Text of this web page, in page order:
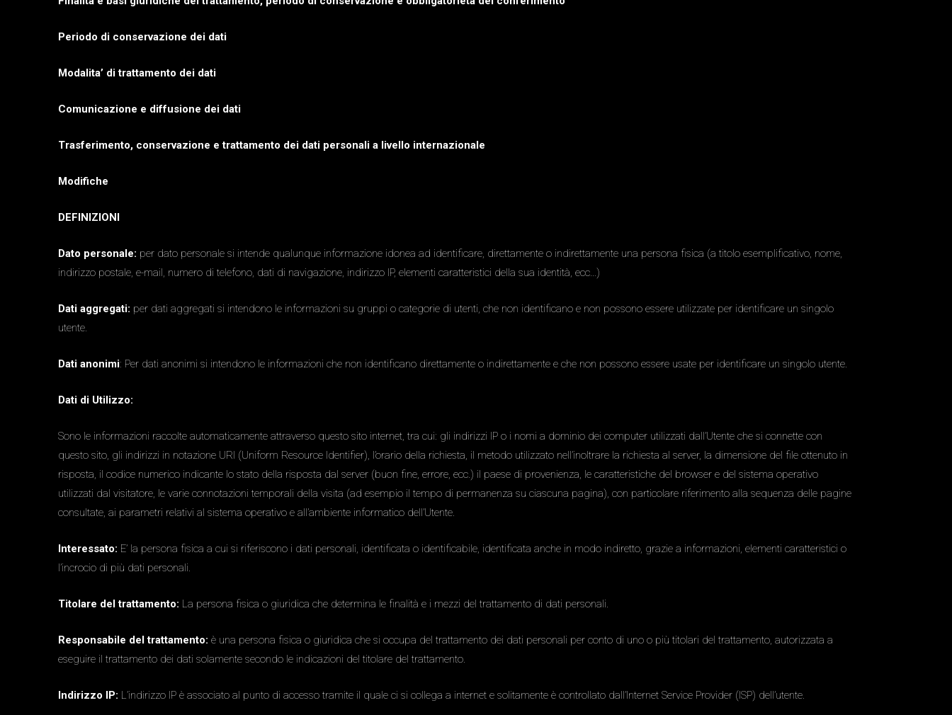
Periodo di conservazione dei dati
Modalita’ di trattamento dei dati
Comunicazione e diffusione dei dati
Trasferimento, conservazione e trattamento dei dati personali a livello internazionale
Modifiche
DEFINIZIONI
Dato personale: per dato personale si intende qualunque informazione idonea ad identificare, direttamente o indirettamente una persona fisica (a titolo esemplificativo, nome,
indirizzo postale, e-mail, numero di telefono, dati di navigazione, indirizzo IP, elementi caratteristici della sua identità, ecc…)
Dati aggregati: per dati aggregati si intendono le informazioni su gruppi o categorie di utenti, che non identificano e non possono essere utilizzate per identificare un singolo
utente.
Dati anonimi: Per dati anonimi si intendono le informazioni che non identificano direttamente o indirettamente e che non possono essere usate per identificare un singolo utente.
Dati di Utilizzo:
Sono le informazioni raccolte automaticamente attraverso questo sito internet, tra cui: gli indirizzi IP o i nomi a dominio dei computer utilizzati dall’Utente che si connette con
questo sito, gli indirizzi in notazione URI (Uniform Resource Identifier), l’orario della richiesta, il metodo utilizzato nell’inoltrare la richiesta al server, la dimensione del file ottenuto in
risposta, il codice numerico indicante lo stato della risposta dal server (buon fine, errore, ecc.) il paese di provenienza, le caratteristiche del browser e del sistema operativo
utilizzati dal visitatore, le varie connotazioni temporali della visita (ad esempio il tempo di permanenza su ciascuna pagina), con particolare riferimento alla sequenza delle pagine
consultate, ai parametri relativi al sistema operativo e all’ambiente informatico dell’Utente.
Interessato: E’ la persona fisica a cui si riferiscono i dati personali, identificata o identificabile, identificata anche in modo indiretto, grazie a informazioni, elementi caratteristici o
l’incrocio di più dati personali.
Titolare del trattamento: La persona fisica o giuridica che determina le finalità e i mezzi del trattamento di dati personali.
Responsabile del trattamento: è una persona fisica o giuridica che si occupa del trattamento dei dati personali per conto di uno o più titolari del trattamento, autorizzata a
eseguire il trattamento dei dati solamente secondo le indicazioni del titolare del trattamento.
Indirizzo IP: L’indirizzo IP è associato al punto di accesso tramite il quale ci si collega a internet e solitamente è controllato dall’Internet Service Provider (ISP) dell’utente.